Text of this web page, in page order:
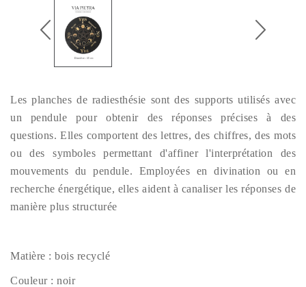
Les planches de radiesthésie sont des supports utilisés avec
un pendule pour obtenir des réponses précises à des
questions. Elles comportent des lettres, des chiffres, des mots
ou des symboles permettant d'affiner l'interprétation des
mouvements du pendule. Employées en divination ou en
recherche énergétique, elles aident à canaliser les réponses de
manière plus structurée
Matière : bois recyclé
Couleur : noir